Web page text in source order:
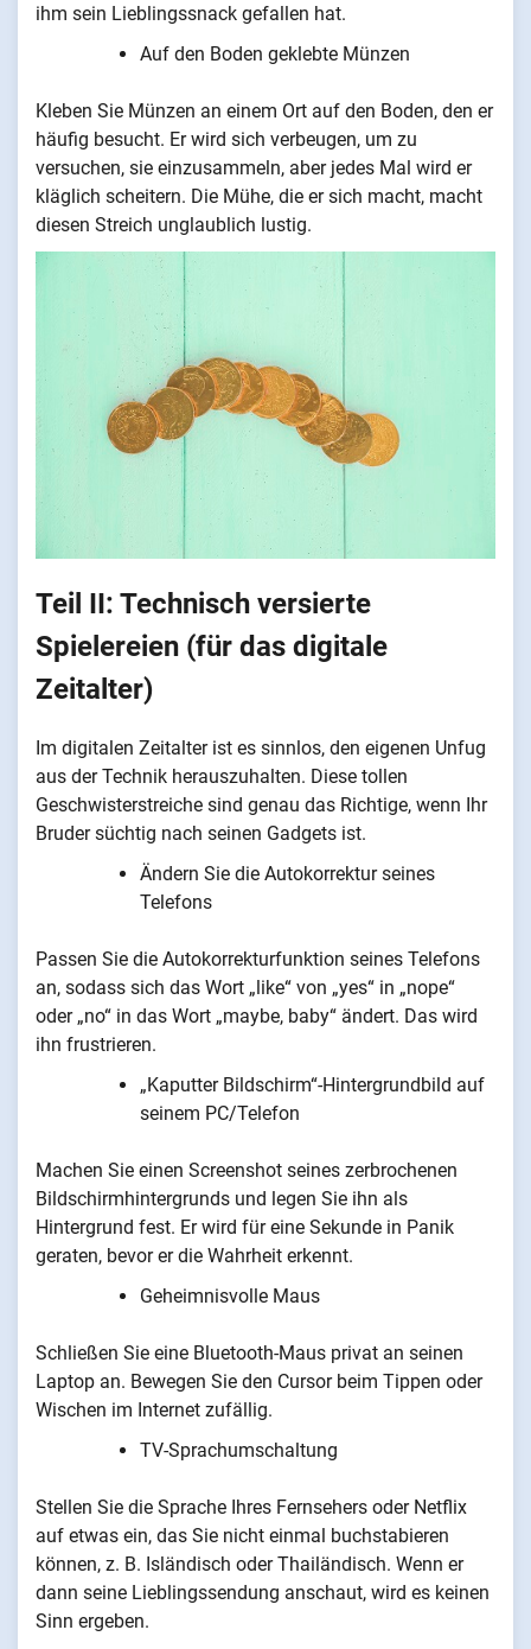
ihm sein Lieblingssnack gefallen hat.
Auf den Boden geklebte Münzen
Kleben Sie Münzen an einem Ort auf den Boden, den er
häufig besucht. Er wird sich verbeugen, um zu
versuchen, sie einzusammeln, aber jedes Mal wird er
kläglich scheitern. Die Mühe, die er sich macht, macht
diesen Streich unglaublich lustig.
Teil II: Technisch versierte
Spielereien (für das digitale
Zeitalter)
Im digitalen Zeitalter ist es sinnlos, den eigenen Unfug
aus der Technik herauszuhalten. Diese tollen
Geschwisterstreiche sind genau das Richtige, wenn Ihr
Bruder süchtig nach seinen Gadgets ist.
Ändern Sie die Autokorrektur seines
Telefons
Passen Sie die Autokorrekturfunktion seines Telefons
an, sodass sich das Wort „like“ von „yes“ in „nope“
oder „no“ in das Wort „maybe, baby“ ändert. Das wird
ihn frustrieren.
„Kaputter Bildschirm“-Hintergrundbild auf
seinem PC/Telefon
Machen Sie einen Screenshot seines zerbrochenen
Bildschirmhintergrunds und legen Sie ihn als
Hintergrund fest. Er wird für eine Sekunde in Panik
geraten, bevor er die Wahrheit erkennt.
Geheimnisvolle Maus
Schließen Sie eine Bluetooth-Maus privat an seinen
Laptop an. Bewegen Sie den Cursor beim Tippen oder
Wischen im Internet zufällig.
TV-Sprachumschaltung
Stellen Sie die Sprache Ihres Fernsehers oder Netflix
auf etwas ein, das Sie nicht einmal buchstabieren
können, z. B. Isländisch oder Thailändisch. Wenn er
dann seine Lieblingssendung anschaut, wird es keinen
Sinn ergeben.